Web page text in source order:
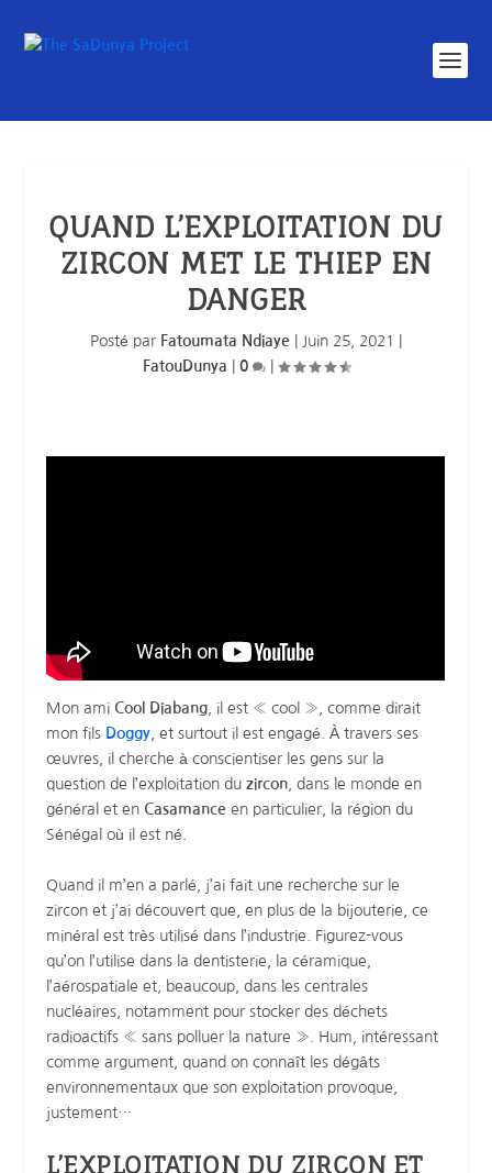
QUAND L’EXPLOITATION DU
ZIRCON MET LE THIEP EN
DANGER
Posté par Fatoumata Ndiaye Juin 25, 2021
FatouDunya
0 |
Mon ami Cool Diabang , il est « cool », comme dirait
mon fils Doggy , et surtout il est engagé. À travers ses
œuvres, il cherche à conscientiser les gens sur la
question de l’exploitation duzircon , dans le monde en
général et en Casamance en particulier, la région du
Sénégal où il est né.
Quand il m’en a parlé, j’ai fait une recherche sur le
zircon et j’ai découvert que, en plus de la bijouterie, ce
minéral est très utilisé dans l’industrie. Figurez-vous
qu’on l’utilise dans la dentisterie, la céramique,
l’aérospatiale et, beaucoup, dans les centrales
nucléaires, notamment pour stocker des déchets
radioactifs « sans polluer la nature ». Hum, intéressant
comme argument, quand on connaît les dégâts
environnementaux que son exploitation provoque,
justement…
L’EXPLOITATION DU ZIRCON ET